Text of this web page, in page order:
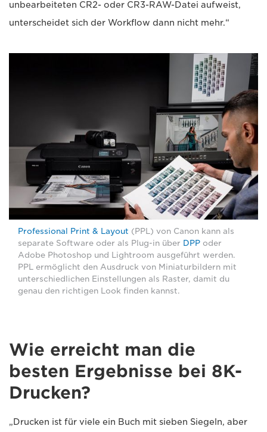
unbearbeiteten CR2- oder CR3-RAW-Datei aufweist,
unterscheidet sich der Workflow dann nicht mehr.“
Professional Print & Layout (PPL) von Canon kann als
separate Software oder als Plug-in über DPP oder
Adobe Photoshop und Lightroom ausgeführt werden.
PPL ermöglicht den Ausdruck von Miniaturbildern mit
unterschiedlichen Einstellungen als Raster, damit du
genau den richtigen Look finden kannst.
Wie erreicht man die
besten Ergebnisse bei 8K-
Drucken?
„Drucken ist für viele ein Buch mit sieben Siegeln, aber